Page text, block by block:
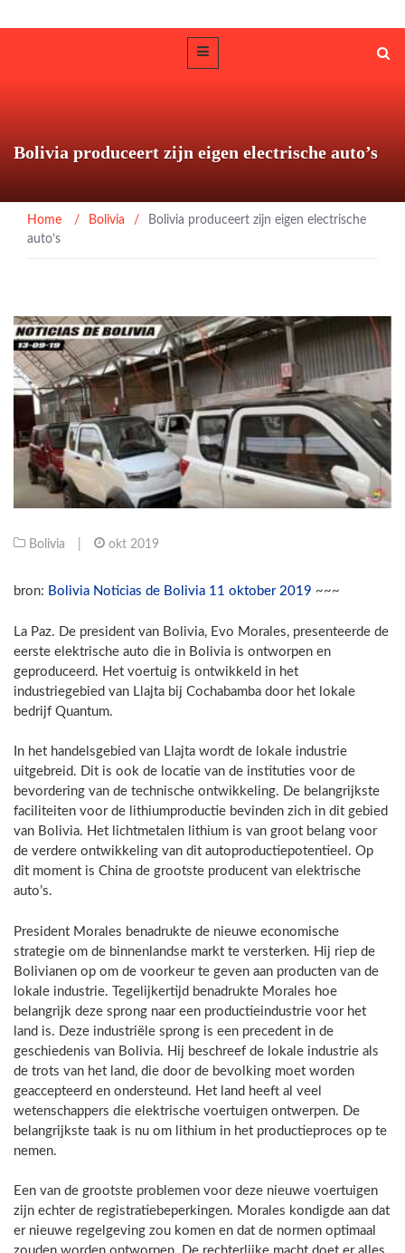
Bolivia produceert zijn eigen electrische auto’s
Home / Bolivia /
Bolivia produceert zijn eigen electrische
auto’s
Bolivia okt 2019
bron: Bolivia Noticias de Bolivia 11 oktober 2019 ~~~
La Paz. De president van Bolivia, Evo Morales, presenteerde de
eerste elektrische auto die in Bolivia is ontworpen en
geproduceerd. Het voertuig is ontwikkeld in het
industriegebied van Llajta bij Cochabamba door het lokale
bedrijf Quantum.
In het handelsgebied van Llajta wordt de lokale industrie
uitgebreid. Dit is ook de locatie van de instituties voor de
bevordering van de technische ontwikkeling. De belangrijkste
faciliteiten voor de lithiumproductie bevinden zich in dit gebied
van Bolivia. Het lichtmetalen lithium is van groot belang voor
de verdere ontwikkeling van dit autoproductiepotentieel. Op
dit moment is China de grootste producent van elektrische
auto’s.
President Morales benadrukte de nieuwe economische
strategie om de binnenlandse markt te versterken. Hij riep de
Bolivianen op om de voorkeur te geven aan producten van de
lokale industrie. Tegelijkertijd benadrukte Morales hoe
belangrijk deze sprong naar een productieindustrie voor het
land is. Deze industriële sprong is een precedent in de
geschiedenis van Bolivia. Hij beschreef de lokale industrie als
de trots van het land, die door de bevolking moet worden
geaccepteerd en ondersteund. Het land heeft al veel
wetenschappers die elektrische voertuigen ontwerpen. De
belangrijkste taak is nu om lithium in het productieproces op te
nemen.
Een van de grootste problemen voor deze nieuwe voertuigen
zijn echter de registratiebeperkingen. Morales kondigde aan dat
er nieuwe regelgeving zou komen en dat de normen optimaal